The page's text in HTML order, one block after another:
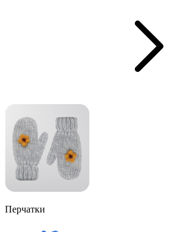
Перчатки